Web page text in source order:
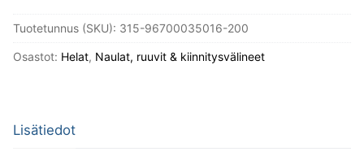
96
Messinki
määrä
Tuotetunnus (SKU): 315-96700035016-200
Osastot: Helat, Naulat, ruuvit & kiinnitysvälineet
Lisätiedot